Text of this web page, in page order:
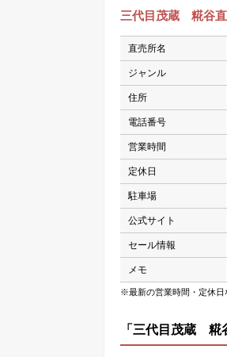
三代目茂蔵 糀谷直
直売所名
ジャンル
住所
電話番号
営業時間
定休日
駐車場
公式サイト
セール情報
メモ
※最新の営業時間・定休日
「三代目茂蔵 糀